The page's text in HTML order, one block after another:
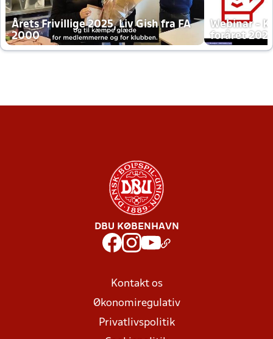
Årets Frivillige 2025, Liv Gish fra FA
2000
Webinar -
foråret
DBU KØBENHAVN
Kontakt os
Økonomiregulativ
Privatlivspolitik